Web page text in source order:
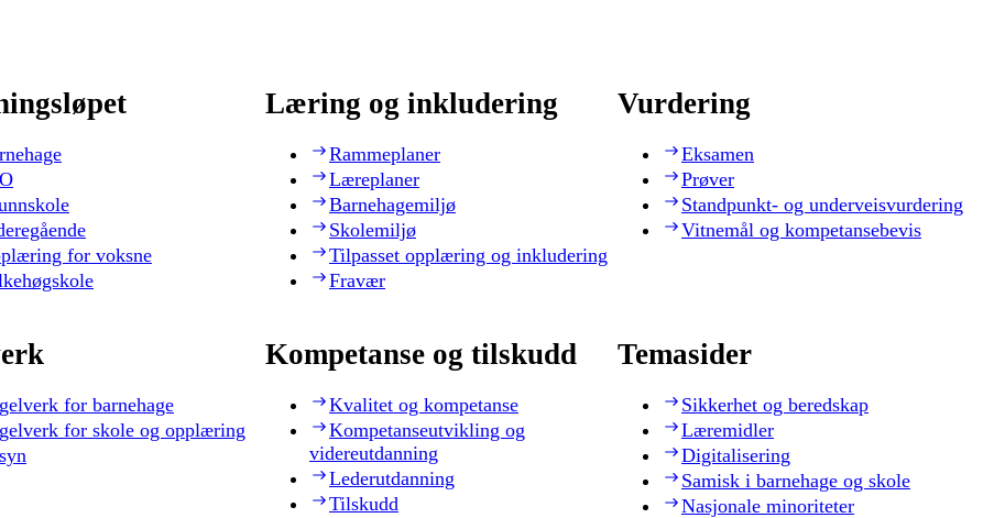
for voksne
Læring og inkludering
Rammeplaner
Læreplaner
Barnehagemiljø
Skolemiljø
Tilpasset opplæring og inkludering
Fravær
Vurdering
Eksamen
Prøver
Standpunkt- og underveisvurdering
Vitnemål og kompetansebevis
for barnehage
for skole og opplæring
Kompetanse og tilskudd
Kvalitet og kompetanse
Kompetanseutvikling og
videreutdanning
Lederutdanning
Tilskudd
Temasider
Sikkerhet og beredskap
Læremidler
Digitalisering
Samisk i barnehage og skole
Nasjonale minoriteter